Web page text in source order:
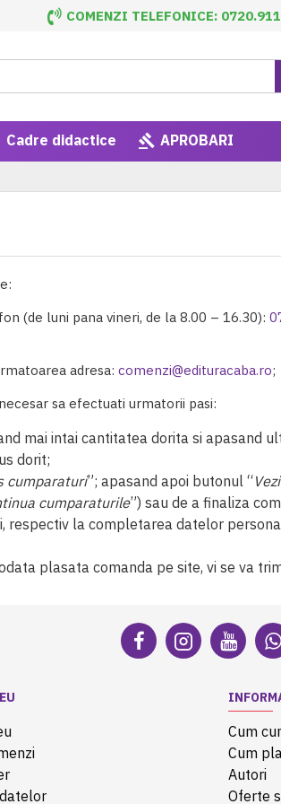
COMENZI TELEFONICE:
Cadre didactice APROBARI
(de luni pana vineri, de la 8.00 – 16.30):
adresa: comenzi@edituracaba.ro;
sa efectuati urmatorii pasi:
mai intai cantitatea dorita si apasand
dorit;
cumparaturi”; apasand apoi butonul “
cumparaturile”) sau de a finaliza
la completarea datelor
plasata comanda pe site, vi se va
Cum
Cum
Autori
Oferte